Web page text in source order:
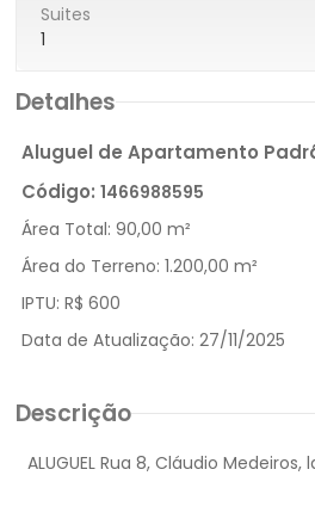
Suites
1
Detalhes
Aluguel de Apartamento
Código: 1466988595
Área Total: 90,00 m²
Área do Terreno: 1.200,00 m²
IPTU: R$ 600
Data de Atualização: 27/11/2025
Descrição
ALUGUEL Rua 8, Cláudio Medeiros,